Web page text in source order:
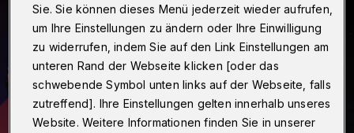
Sie. Sie können dieses Menü jederzeit wieder aufrufen,
um Ihre Einstellungen zu ändern oder Ihre Einwilligung
zu widerrufen, indem Sie auf den Link Einstellungen am
unteren Rand der Webseite klicken [oder das
schwebende Symbol unten links auf der Webseite, falls
zutreffend]. Ihre Einstellungen gelten innerhalb unseres
Website. Weitere Informationen finden Sie in unserer